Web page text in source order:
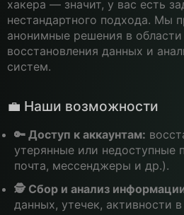
хакера — значит, у вас есть
нестандартного подхода. Мы
анонимные решения в
восстановления данных и
систем.
💼 Наши возможности
🔑 Доступ к аккаунтам:
утерянные или недоступные
почта, мессенджеры и др.).
🕵️ Сбор и анализ
данных, утечек, активности